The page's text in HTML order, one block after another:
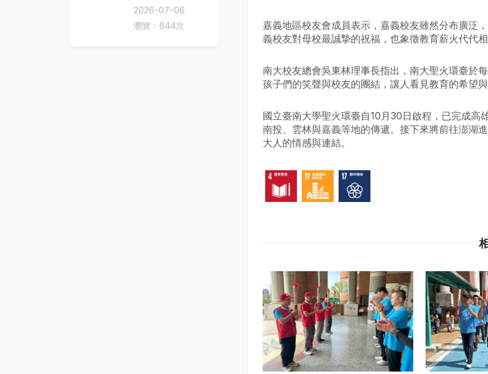
嘉義地區校友會成員表示，嘉義校友雖然分布廣泛
義校友對母校最誠摯的祝福，也象徵教育薪火代代相
南大校友總會吳東林理事長指出，南大聖火環臺於
孩子們的笑聲與校友的團結，讓人看見教育的希望與
國立臺南大學聖火環臺自10月30日啟程，已完成高
南投、雲林與嘉義等地的傳遞。接下來將前往澎湖
大人的情感與連結。
2026-07-06
瀏覽：644次